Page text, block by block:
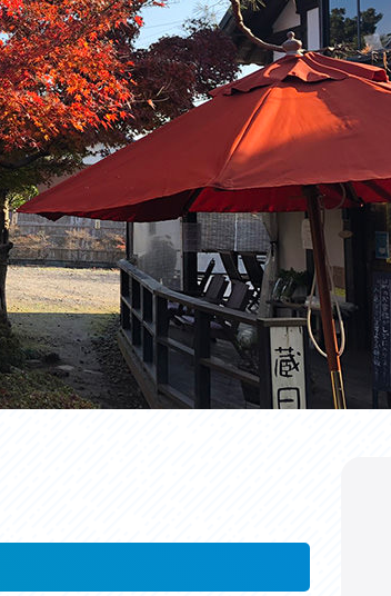
サイクリストにやさしい宿
レンタサイクル
サイクルサポートステーション
サポートライダー
自転車修理施設
大洗・ひたち海浜シーサイドルート利活用
推進協議会